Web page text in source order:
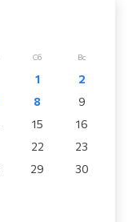
Сб Вс
1
2
8
9
15
16
22
23
29
30